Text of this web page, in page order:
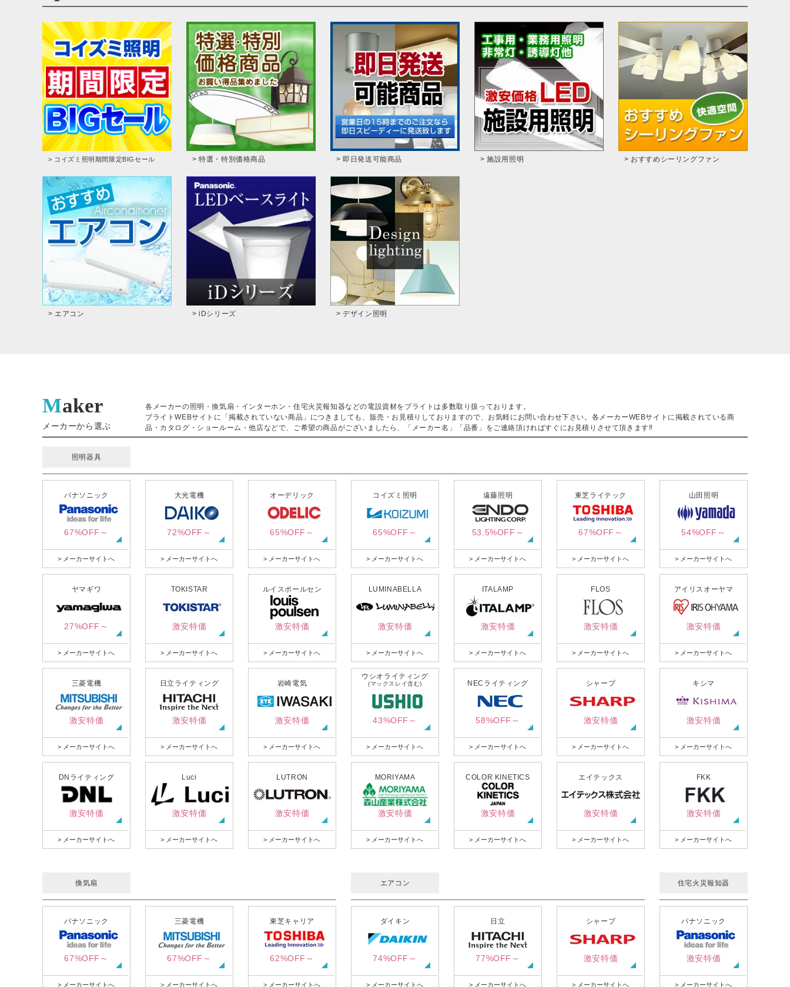
> コイズミ照明期間限定BIGセール > 特選・特別価格商品 > 即日発送可能商品 > 施設用照明 > おすすめシーリングファン
> エアコン > iDシリーズ > デザイン照明
Maker
メーカーから選ぶ
各メーカーの照明・換気扇・インターホン・住宅火災報知器などの電設資材をブライトは多数取り扱っております。
ブライトWEBサイトに「掲載されていない商品」につきましても、販売・お見積りしておりますので、お気軽にお問い合わせ下さい。各メーカーWEBサイトに掲載されている商
品・カタログ・ショールーム・他店などで、ご希望の商品がございましたら、「メーカー名」「品番」をご連絡頂ければすぐにお見積りさせて頂きます‼
照明器具
パナソニック
67%OFF～
> メーカーサイトへ
大光電機
72%OFF～
> メーカーサイトへ
オーデリック
65%OFF～
> メーカーサイトへ
コイズミ照明
65%OFF～
> メーカーサイトへ
遠藤照明
53.5%OFF～
> メーカーサイトへ
東芝ライテック
67%OFF～
> メーカーサイトへ
山田照明
54%OFF～
> メーカーサイトへ
ヤマギワ
27%OFF～
> メーカーサイトへ
TOKISTAR
激安特価
> メーカーサイトへ
ルイスポールセン
激安特価
> メーカーサイトへ
LUMINABELLA
激安特価
> メーカーサイトへ
ITALAMP
激安特価
> メーカーサイトへ
FLOS
激安特価
> メーカーサイトへ
アイリスオーヤマ
激安特価
> メーカーサイトへ
三菱電機
激安特価
> メーカーサイトへ
日立ライティング
激安特価
> メーカーサイトへ
岩崎電気
激安特価
> メーカーサイトへ
ウシオライティング
(マックスレイ含む)
43%OFF～
> メーカーサイトへ
NECライティング
58%OFF～
> メーカーサイトへ
シャープ
激安特価
> メーカーサイトへ
キシマ
激安特価
> メーカーサイトへ
DNライティング
激安特価
> メーカーサイトへ
Luci
激安特価
> メーカーサイトへ
LUTRON
激安特価
> メーカーサイトへ
MORIYAMA
激安特価
> メーカーサイトへ
COLOR KINETICS
激安特価
> メーカーサイトへ
エイテックス
激安特価
> メーカーサイトへ
FKK
激安特価
> メーカーサイトへ
換気扇 エアコン 住宅火災報知器
パナソニック
67%OFF～
> メーカーサイトへ
三菱電機
67%OFF～
> メーカーサイトへ
東芝キャリア
62%OFF～
> メーカーサイトへ
ダイキン
74%OFF～
> メーカーサイトへ
日立
77%OFF～
> メーカーサイトへ
シャープ
激安特価
> メーカーサイトへ
パナソニック
激安特価
> メーカーサイトへ